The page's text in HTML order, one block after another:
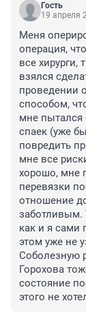
Гость
19 апреля
Меня
операция,
все
взялся
проведении
способом,
мне пытался
спаек (уже
повредить
мне все
хорошо, мне
перевязки
отношение
заботливым.
как и я сами
этом уже не
Соболезную
Горохова
состояние
этого не